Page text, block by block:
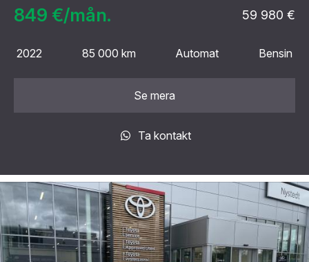
849 €/mån. 59 980 €
2022 85 000 km Automat Bensin
Se mera
Ta kontakt